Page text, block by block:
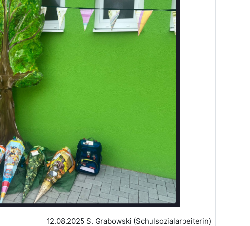
12.08.2025 S. Grabowski (Schulsozialarbeiterin)